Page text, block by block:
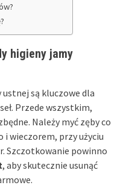
higieny jamy
są kluczowe dla
Przede wszystkim,
Należy myć zęby co
i wieczorem, przy użyciu
Szczotkowanie powinno
, aby skutecznie usunąć